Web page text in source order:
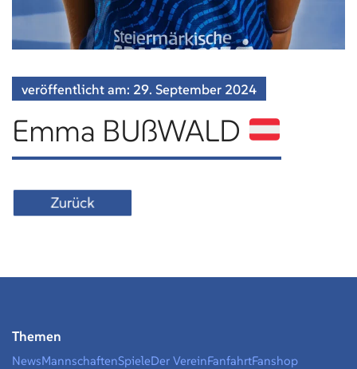
veröffentlicht am: 29. September 2024
Emma BUßWALD
Zurück
Themen
NewsMannschaftenSpieleDer VereinFanfahrtFanshop